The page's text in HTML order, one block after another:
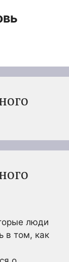
люди
в том, как